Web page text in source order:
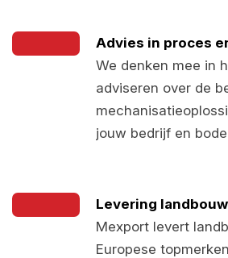
Advies in proces
We denken mee in
adviseren over de
jouw bedrijf en
Levering
Mexport levert
Europese